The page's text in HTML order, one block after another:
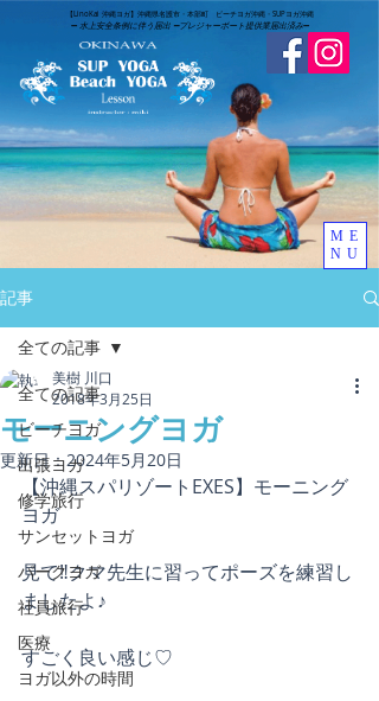
​【LinoKai 沖縄ヨガ】沖縄県名護市・本部町 ビーチヨガ沖縄・SUPヨガ沖縄
➖ 水上安全条例に伴う届出 ➖​プレジャーボート提供業届出済み➖
ME
NU
記事
全ての記事
ビーチヨガ
出張ヨガ
修学旅行
サンセットヨガ
パークヨガ
社員旅行
医療
ヨガ以外の時間
全ての記事
モーニングヨガ
美樹 川口
2018年3月25日
更新日：2024年5月20日
【沖縄スパリゾートEXES】モーニング
ヨガ
見て‼️クマ先生に習ってポーズを練習し
ましたよ♪
すごく良い感じ♡